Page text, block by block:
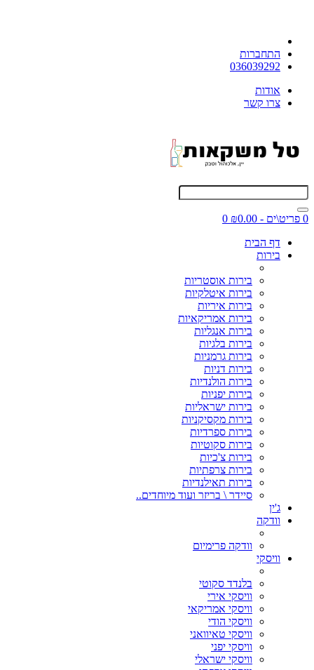
התחברות
036039292
אודות
צרו קשר
0 פריט\ים - ₪0.00
0
דף הבית
בירות
בירות אוסטריות
בירות איטלקיות
בירות איריות
בירות אמריקאיות
בירות אנגליות
בירות בלגיות
בירות גרמניות
בירות דניות
בירות הולנדיות
בירות יפניות
בירות ישראליות
בירות מקסיקניות
בירות ספרדיות
בירות סקוטיות
בירות צ'כיות
בירות צרפתיות
בירות תאילנדיות
סיידר \ בריזר ועוד מיוחדים..
ג'ין
וודקה
וודקה פרימיום
וויסקי
בלנדד סקוטי
וויסקי אירי
וויסקי אמריקאי
וויסקי הודי
וויסקי טאיוואני
וויסקי יפני
וויסקי ישראלי